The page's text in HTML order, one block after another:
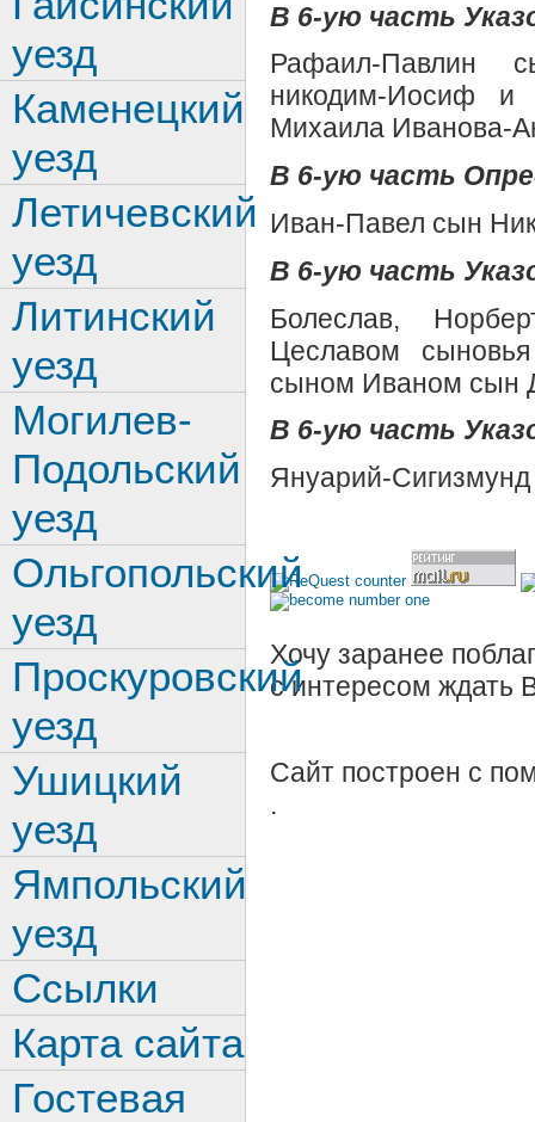
В 6-ую часть
Рафаил-Павлин
никодим-Иосиф и
Михаила Иванова-
В 6-ую часть
Иван-Павел сын
В 6-ую часть
Болеслав,
Цеславом
сыном Иваном сын
В 6-ую часть
Януарий-
Хочу заранее
с интересом ждать
Сайт построен с
.
уезд
Каменецкий
уезд
Летичевский
уезд
Литинский
уезд
Могилев-
Подольский
уезд
Ольгопольский
уезд
Проскуровский
уезд
Ушицкий
уезд
Ямпольский
уезд
Ссылки
Карта сайта
Гостевая